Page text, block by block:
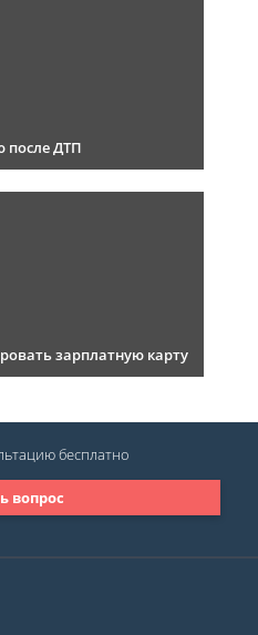
после ДТП
зарплатную карту
вопрос
бесплатно